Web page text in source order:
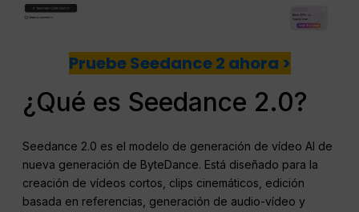
Pruebe Seedance 2 ahora >
¿Qué es Seedance 2.0?
Seedance 2.0 es el modelo de generación de vídeo AI de
nueva generación de ByteDance. Está diseñado para la
creación de vídeos cortos, clips cinemáticos, edición
basada en referencias, generación de audio-vídeo y